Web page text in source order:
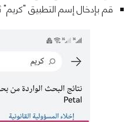
قم بإدخال إسم التطبيق